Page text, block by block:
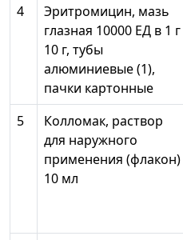
4
Эритромицин, мазь
глазная 10000 ЕД в 1 г
10 г, тубы
алюминиевые (1),
пачки картонные
5
Колломак, раствор
для наружного
применения (флакон)
10 мл